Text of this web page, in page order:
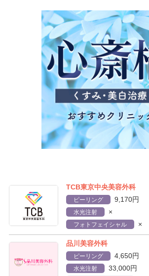
TCB東京中央美容外科
ピーリング 9,170円
水光注射 ×
フォトフェイシャル ×
品川美容外科
ピーリング 4,650円
水光注射 33,000円